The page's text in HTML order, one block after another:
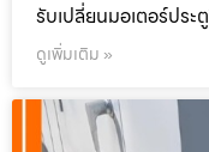
รับเปลี่ยนมอเตอร์ประ
ดูเพิ่มเติม »